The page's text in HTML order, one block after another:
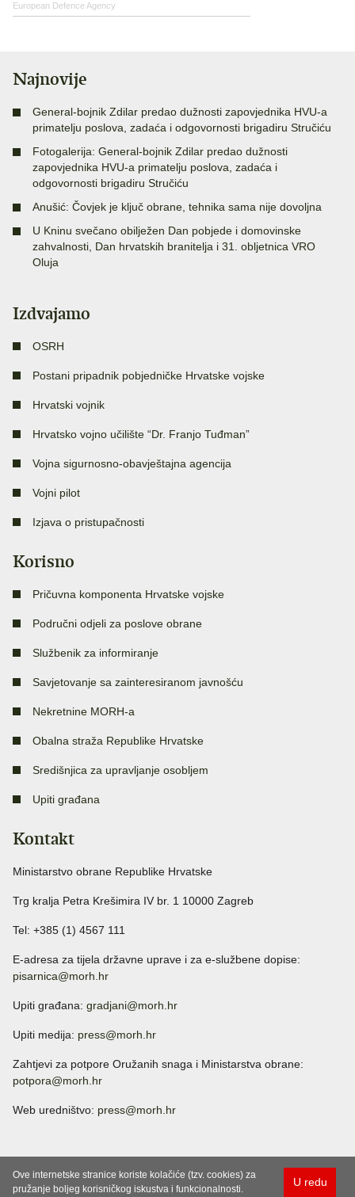
European Defence Agency
Najnovije
General-bojnik Zdilar predao dužnosti zapovjednika HVU-a
primatelju poslova, zadaća i odgovornosti brigadiru Stručiću
Fotogalerija: General-bojnik Zdilar predao dužnosti
zapovjednika HVU-a primatelju poslova, zadaća i
odgovornosti brigadiru Stručiću
Anušić: Čovjek je ključ obrane, tehnika sama nije dovoljna
U Kninu svečano obilježen Dan pobjede i domovinske
zahvalnosti, Dan hrvatskih branitelja i 31. obljetnica VRO
Oluja
Izdvajamo
OSRH
Postani pripadnik pobjedničke Hrvatske vojske
Hrvatski vojnik
Hrvatsko vojno učilište “Dr. Franjo Tuđman”
Vojna sigurnosno-obavještajna agencija
Vojni pilot
Izjava o pristupačnosti
Korisno
Pričuvna komponenta Hrvatske vojske
Područni odjeli za poslove obrane
Službenik za informiranje
Savjetovanje sa zainteresiranom javnošću
Nekretnine MORH-a
Obalna straža Republike Hrvatske
Središnjica za upravljanje osobljem
Upiti građana
Kontakt
Ministarstvo obrane Republike Hrvatske
Trg kralja Petra Krešimira IV br. 1 10000 Zagreb
Tel: +385 (1) 4567 111
E-adresa za tijela državne uprave i za e-službene dopise:
pisarnica@morh.hr
Upiti građana: gradjani@morh.hr
Upiti medija: press@morh.hr
Zahtjevi za potpore Oružanih snaga i Ministarstva obrane:
potpora@morh.hr
Web uredništvo: press@morh.hr
U redu
Ove internetske stranice koriste kolačiće (tzv. cookies) za
pružanje boljeg korisničkog iskustva i funkcionalnosti.